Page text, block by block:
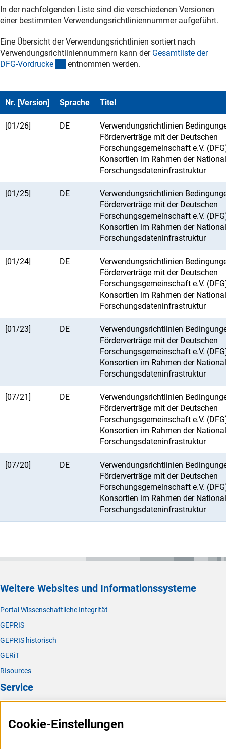
In der nachfolgenden Liste sind die verschiedenen Versionen
einer bestimmten Verwendungsrichtliniennummer aufgeführt.
Eine Übersicht der Verwendungsrichtlinien sortiert nach
Verwendungsrichtliniennummern kann der Gesamtliste der
DFG-Vordrucke (interner Link)
entnommen werden.
Nr. [Version] Sprache Titel
[01/26] DE
Verwendungsrichtlinien
Förderverträge mit der Deutschen
Forschungsgemeinschaft e.V.
Konsortien im Rahmen der
Forschungsdateninfrastruktur
[01/25] DE
Verwendungsrichtlinien
Förderverträge mit der Deutschen
Forschungsgemeinschaft e.V.
Konsortien im Rahmen der
Forschungsdateninfrastruktur
[01/24] DE
Verwendungsrichtlinien
Förderverträge mit der Deutschen
Forschungsgemeinschaft e.V.
Konsortien im Rahmen der
Forschungsdateninfrastruktur
[01/23] DE
Verwendungsrichtlinien
Förderverträge mit der Deutschen
Forschungsgemeinschaft e.V.
Konsortien im Rahmen der
Forschungsdateninfrastruktur
[07/21] DE
Verwendungsrichtlinien
Förderverträge mit der Deutschen
Forschungsgemeinschaft e.V.
Konsortien im Rahmen der
Forschungsdateninfrastruktur
[07/20] DE
Verwendungsrichtlinien
Förderverträge mit der Deutschen
Forschungsgemeinschaft e.V.
Konsortien im Rahmen der
Forschungsdateninfrastruktur
Weitere Websites und Informationssysteme
Portal Wissenschaftliche Integrität
GEPRIS
GEPRIS historisch
GERiT
RIsources
Service
FAQCookie-Einstellungen